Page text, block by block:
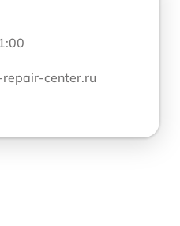
center.ru